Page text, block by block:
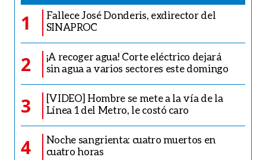
1
Fallece José Donderis, exdirector del
SINAPROC
2
¡A recoger agua! Corte eléctrico dejará
sin agua a varios sectores este domingo
3
[VIDEO] Hombre se mete a la vía de la
Línea 1 del Metro, le costó caro
4
Noche sangrienta: cuatro muertos en
cuatro horas